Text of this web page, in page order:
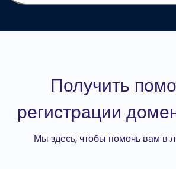
Получить
регистрации
Мы здесь, чтобы помочь вам в